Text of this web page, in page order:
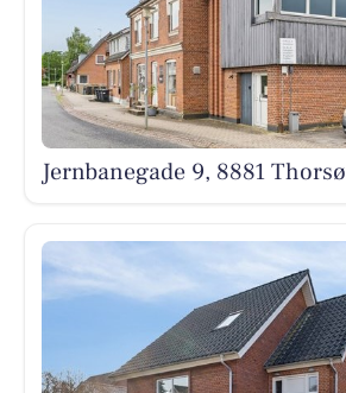
Jernbanegade 9, 8881 Thorsø